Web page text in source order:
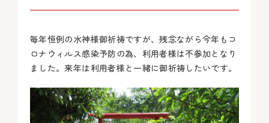
毎年恒例の水神様御祈祷ですが、残念ながら今年もコ
ロナウィルス感染予防の為、利用者様は不参加となり
ました。来年は利用者様と一緒に御祈祷したいです。